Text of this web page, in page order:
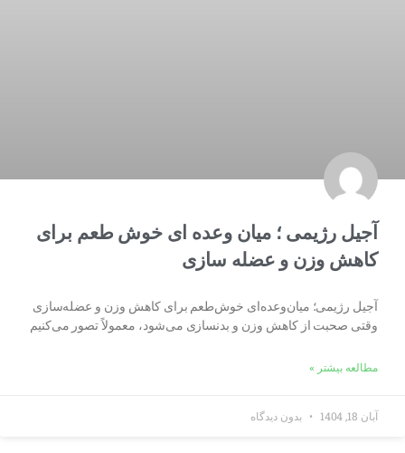
آجیل رژیمی ؛ میان وعده ای خوش طعم برای
کاهش وزن و عضله سازی
آجیل رژیمی؛ میان‌وعده‌ای خوش‌طعم برای کاهش وزن و عضله‌سازی
وقتی صحبت از کاهش وزن و بدنسازی می‌شود، معمولاً تصور می‌کنیم
مطالعه بیشتر »
آبان 18, 1404 بدون دیدگاه